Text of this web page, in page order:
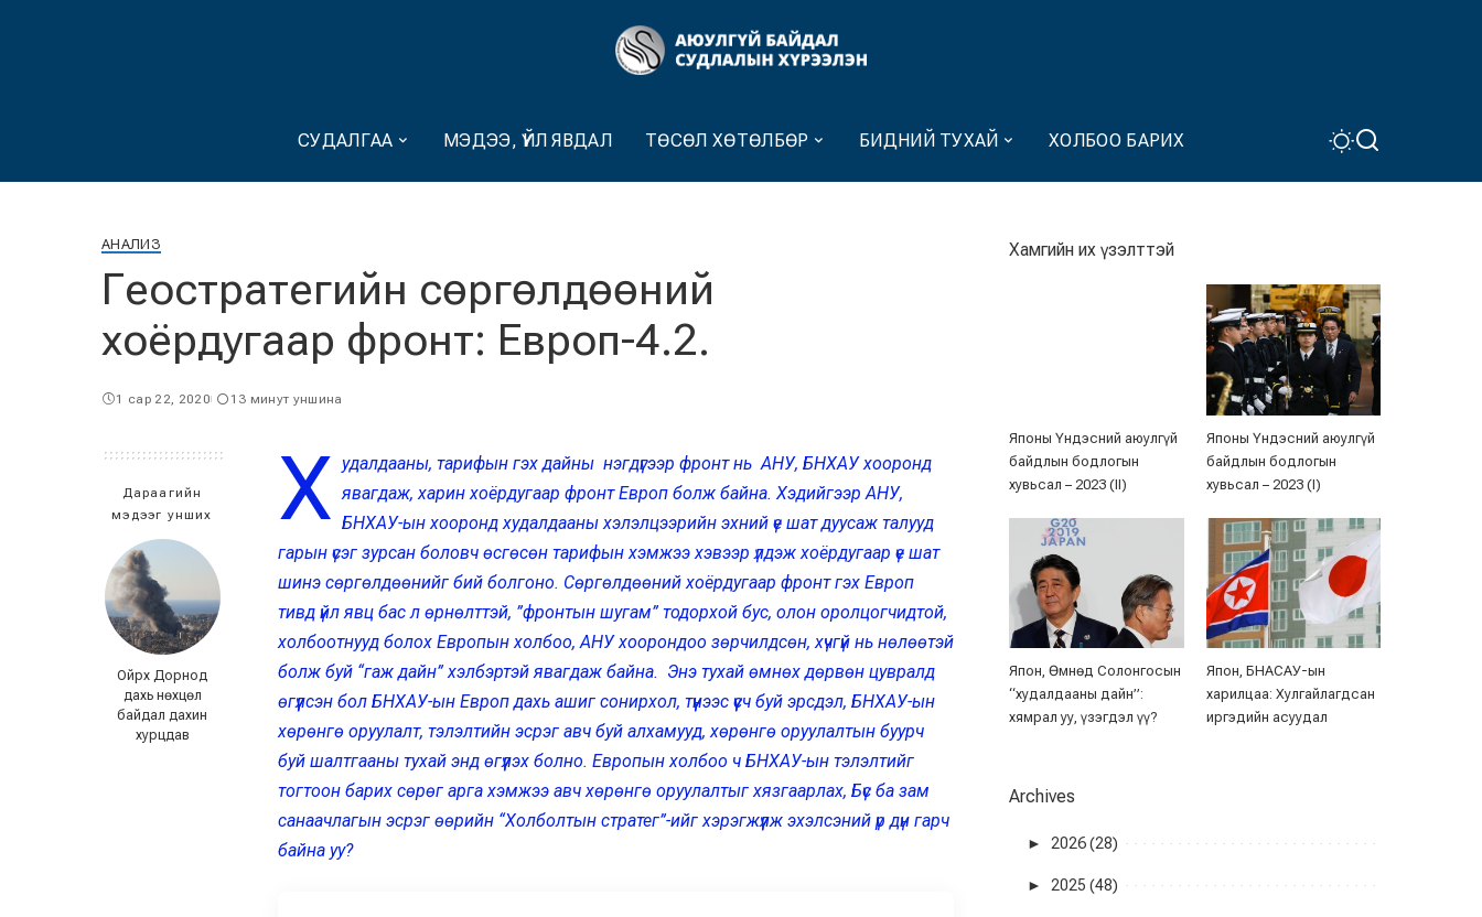
СУДАЛГАА МЭДЭЭ, ҮЙЛ ЯВДАЛ ТӨСӨЛ ХӨТӨЛБӨР БИДНИЙ ТУХАЙ ХОЛБОО БАРИХ
АНАЛИЗ
Геостратегийн сөргөлдөөний
хоёрдугаар фронт: Европ-4.2.
1 сар 22, 2020 13 минут уншина
Дараагийн
мэдээг унших
Ойрх Дорнод
дахь нөхцөл
байдал дахин
хурцдав
Х удалдааны, тарифын гэх дайны нэгдүгээр фронт нь АНУ, БНХАУ хооронд
явагдаж, харин хоёрдугаар фронт Европ болж байна. Хэдийгээр АНУ,
БНХАУ-ын хооронд худалдааны хэлэлцээрийн эхний үе шат дуусаж талууд
гарын үсэг зурсан боловч өсгөсөн тарифын хэмжээ хэвээр үлдэж хоёрдугаар үе шат
шинэ сөргөлдөөнийг бий болгоно. Сөргөлдөөний хоёрдугаар фронт гэх Европ
тивд үйл явц бас л өрнөлттэй, ”фронтын шугам” тодорхой бус, олон оролцогчидтой,
холбоотнууд болох Европын холбоо, АНУ хоорондоо зөрчилдсөн, хүчгүй нь нөлөөтэй
болж буй “гаж дайн” хэлбэртэй явагдаж байна. Энэ тухай өмнөх дөрвөн цувралд
өгүүлсэн бол БНХАУ-ын Европ дахь ашиг сонирхол, түүнээс үүсч буй эрсдэл, БНХАУ-ын
хөрөнгө оруулалт, тэлэлтийн эсрэг авч буй алхамууд, хөрөнгө оруулалтын буурч
буй шалтгааны тухай энд өгүүлэх болно. Европын холбоо ч БНХАУ-ын тэлэлтийг
тогтоон барих сөрөг арга хэмжээ авч хөрөнгө оруулалтыг хязгаарлах, Бүс ба зам
санаачлагын эсрэг өөрийн “Холболтын стратег”-ийг хэрэгжүүлж эхэлсэний үр дүн гарч
байна уу?
Хамгийн их үзэлттэй
Японы Үндэсний аюулгүй
байдлын бодлогын
хувьсал – 2023 (II)
Японы Үндэсний аюулгүй
байдлын бодлогын
хувьсал – 2023 (I)
Япон, Өмнөд Солонгосын
“худалдааны дайн”:
хямрал уу, үзэгдэл үү?
Япон, БНАСАУ-ын
харилцаа: Хулгайлагдсан
иргэдийн асуудал
Archives
► 2026 (28)
► 2025 (48)